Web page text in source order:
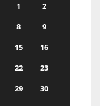
1
2
8
9
15
16
22
23
29
30